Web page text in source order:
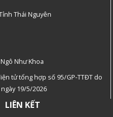
Thái Nguyên
Như Khoa
tử tổng hợp số 95/GP-TTĐT do
19/5/2026
LIÊN KẾT